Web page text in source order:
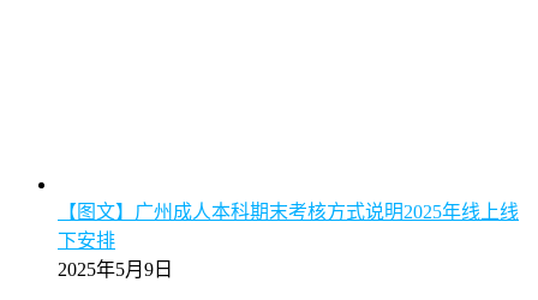
【图文】广州成人本科期末考核方式说明2025年线上线
下安排
2025年5月9日